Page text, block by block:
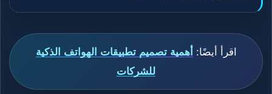
اقرأ أيضًا:
أهمية تصميم تطبيقات الهواتف الذكية
للشركات